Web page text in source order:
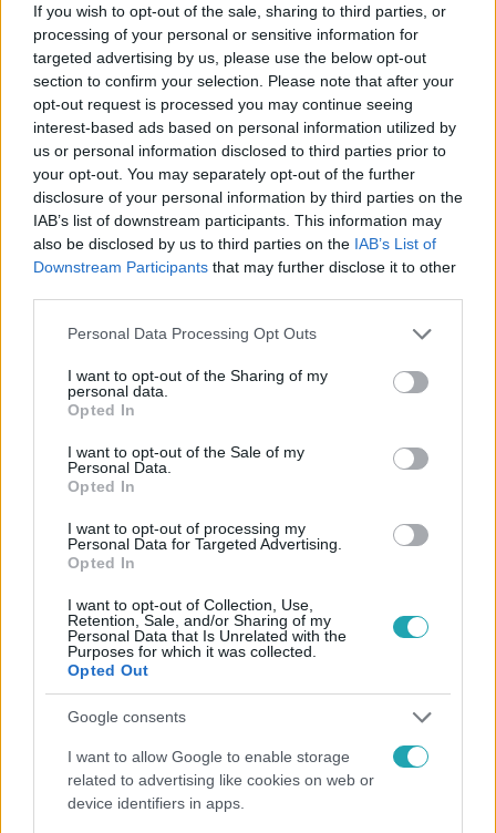
If you wish to opt-out of the sale, sharing to third parties, or
processing of your personal or sensitive information for
targeted advertising by us, please use the below opt-out
section to confirm your selection. Please note that after your
opt-out request is processed you may continue seeing
interest-based ads based on personal information utilized by
us or personal information disclosed to third parties prior to
your opt-out. You may separately opt-out of the further
disclosure of your personal information by third parties on the
IAB’s list of downstream participants. This information may
also be disclosed by us to third parties on the IAB’s List of
Downstream Participants that may further disclose it to other
Please note that this website/app uses one or more Google
not limited to your visit or usage behaviour. You may click to
grant or deny consent to Google and its third-party tags to
use your data for below specified purposes in below Google
consent section.
Personal Data Processing Opt Outs
I want to opt-out of the Sharing of my
personal data.
Opted In
I want to opt-out of the Sale of my
Personal Data.
Opted In
I want to opt-out of processing my
Personal Data for Targeted Advertising.
Opted In
I want to opt-out of Collection, Use,
Retention, Sale, and/or Sharing of my
Personal Data that Is Unrelated with the
Purposes for which it was collected.
Opted Out
Google consents
I want to allow Google to enable storage
related to advertising like cookies on web or
device identifiers in apps.
Kövess minket, és értesülj a friss
hírekről a Facebookon is!
Követem
#CELEBRANDI #RTL # ADÁSRÉSZLETEK # VIDEÓ
GYEREKVÁLLALÁS
Népszerű